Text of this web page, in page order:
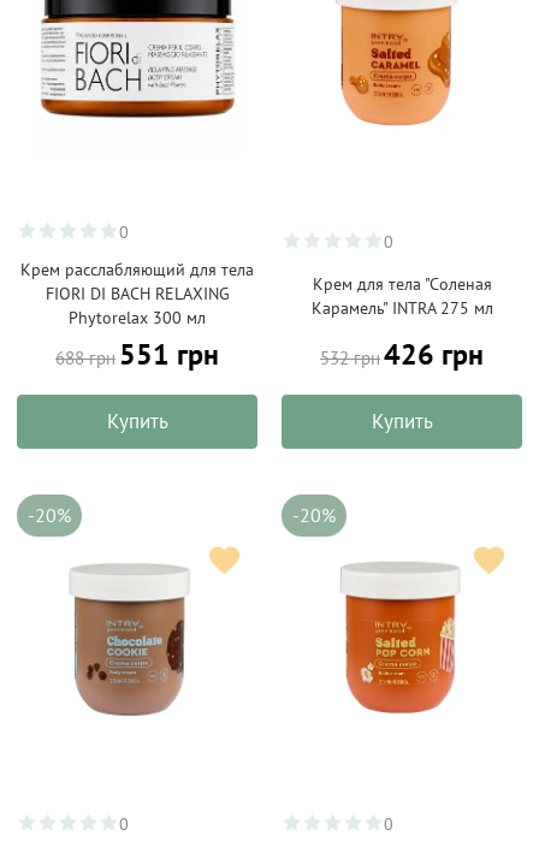
0
Крем расслабляющий для тела
FIORI DI BACH RELAXING
Phytorelax 300 мл
688 грн 551 грн
Купить
0
Крем для тела "Соленая
Карамель" INTRA 275 мл
532 грн426 грн
Купить
-20%
0
-20%
0